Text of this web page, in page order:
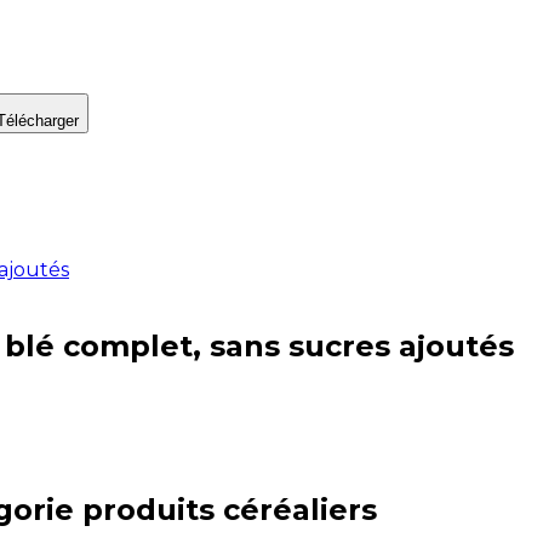
complet, sans sucres ajoutés
produits céréaliers